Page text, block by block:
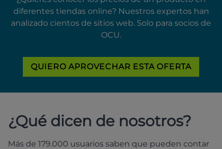
diferentes tiendas online? Nuestros expertos han
analizado cientos de sitios web. Solo para socios de
OCU.
QUIERO APROVECHAR ESTA OFERTA
¿Qué dicen de nosotros?
Más de 179.000 usuarios saben que pueden contar